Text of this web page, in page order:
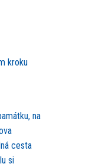
kroku
na
cesta
si